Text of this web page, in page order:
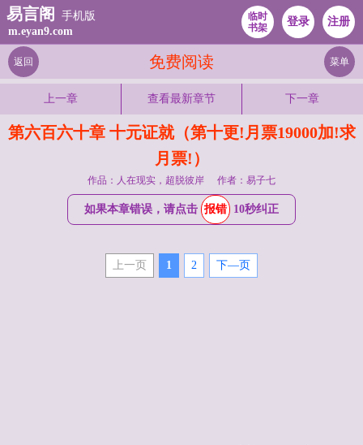
易言阁
手机版
m.eyan9.com
临时
书架
登录 注册
免费阅读
返回 菜单
上一章 查看最新章节 下一章
第六百六十章 十元证就（第十更!月票19000加!求
月票!）
作品：人在现实，超脱彼岸 作者：易子七
如果本章错误，请点击 报错 10秒纠正
上一页 1 2 下—页